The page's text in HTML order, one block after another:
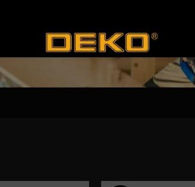
είναι δυνατό και έχει βολική λαβή.